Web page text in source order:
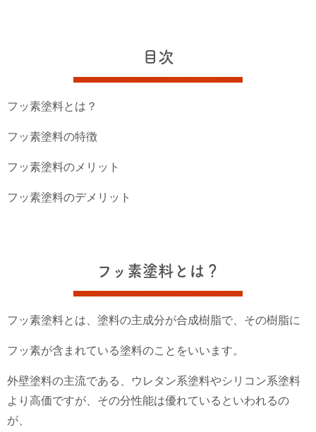
目次
フッ素塗料とは？
フッ素塗料の特徴
フッ素塗料のメリット
フッ素塗料のデメリット
フッ素塗料とは？
フッ素塗料とは、塗料の主成分が合成樹脂で、その樹脂に
フッ素が含まれている塗料のことをいいます。
外壁塗料の主流である、ウレタン系塗料やシリコン系塗料
より高価ですが、その分性能は優れているといわれるの
が、